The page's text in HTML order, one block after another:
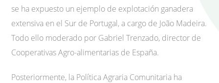
se ha expuesto un ejemplo de explotación ganadera
extensiva en el Sur de Portugal, a cargo de João Madeira.
Todo ello moderado por Gabriel Trenzado, director de
Cooperativas Agro-alimentarias de España.
Posteriormente, la Política Agraria Comunitaria ha